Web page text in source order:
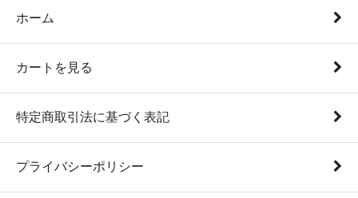
ホーム
カートを見る
特定商取引法に基づく表記
プライバシーポリシー